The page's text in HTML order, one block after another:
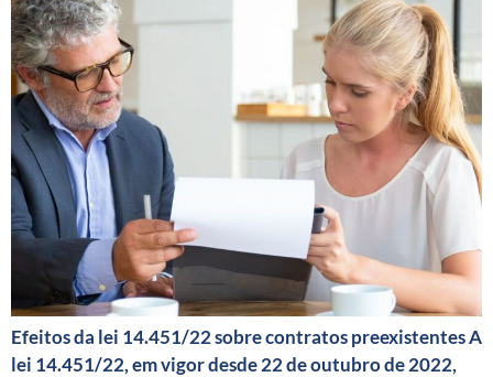
Efeitos da lei 14.451/22 sobre contratos preexistentes A
lei 14.451/22, em vigor desde 22 de outubro de 2022,